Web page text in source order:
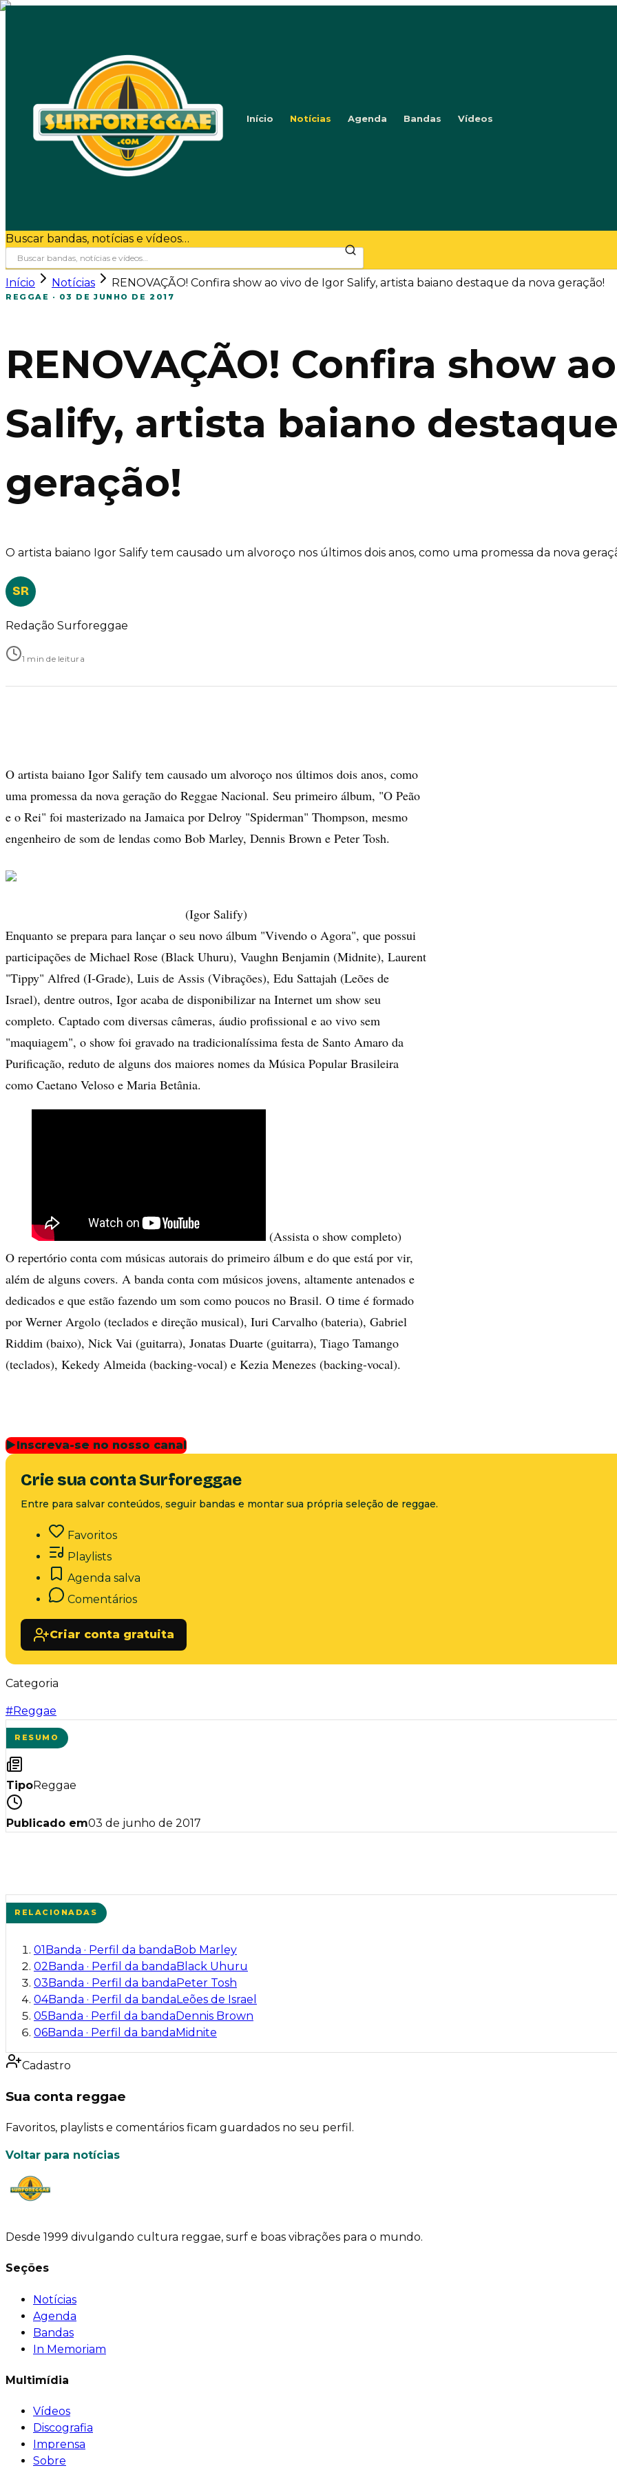
Início Notícias Agenda Bandas Vídeos
Buscar bandas, notícias e vídeos…
Início Notícias RENOVAÇÃO! Confira show ao vivo de Igor Salify, artista baiano destaque da nova geração!
REGGAE · 03 DE JUNHO DE 2017
RENOVAÇÃO! Confira show
Salify, artista baiano
geração!
O artista baiano Igor Salify tem causado um alvoroço nos últimos dois anos, como uma promessa da nova
SR
Redação Surforeggae
1 min de leitura
O artista baiano Igor Salify tem causado um alvoroço nos últimos dois anos, como
uma promessa da nova geração do Reggae Nacional. Seu primeiro álbum, "O Peão
e o Rei" foi masterizado na Jamaica por Delroy "Spiderman" Thompson, mesmo
engenheiro de som de lendas como Bob Marley, Dennis Brown e Peter Tosh.
(Igor Salify)
Enquanto se prepara para lançar o seu novo álbum "Vivendo o Agora", que possui
participações de Michael Rose (Black Uhuru), Vaughn Benjamin (Midnite), Laurent
"Tippy" Alfred (I-Grade), Luis de Assis (Vibrações), Edu Sattajah (Leões de
Israel), dentre outros, Igor acaba de disponibilizar na Internet um show seu
completo. Captado com diversas câmeras, áudio profissional e ao vivo sem
"maquiagem", o show foi gravado na tradicionalíssima festa de Santo Amaro da
Purificação, reduto de alguns dos maiores nomes da Música Popular Brasileira
como Caetano Veloso e Maria Betânia.
(Assista o show completo)
O repertório conta com músicas autorais do primeiro álbum e do que está por vir,
além de alguns covers. A banda conta com músicos jovens, altamente antenados e
dedicados e que estão fazendo um som como poucos no Brasil. O time é formado
por Werner Argolo (teclados e direção musical), Iuri Carvalho (bateria), Gabriel
Riddim (baixo), Nick Vai (guitarra), Jonatas Duarte (guitarra), Tiago Tamango
(teclados), Kekedy Almeida (backing-vocal) e Kezia Menezes (backing-vocal).
▶Inscreva-se no nosso canal
Crie sua conta Surforeggae
Entre para salvar conteúdos, seguir bandas e montar sua própria seleção de reggae.
Favoritos
Playlists
Agenda salva
Comentários
Criar conta gratuita
Categoria
#Reggae
RESUMO
TipoReggae
Publicado em03 de junho de 2017
RELACIONADAS
01Banda · Perfil da bandaBob Marley
02Banda · Perfil da bandaBlack Uhuru
03Banda · Perfil da bandaPeter Tosh
04Banda · Perfil da bandaLeões de Israel
05Banda · Perfil da bandaDennis Brown
06Banda · Perfil da bandaMidnite
Cadastro
Sua conta reggae
Favoritos, playlists e comentários ficam guardados no seu perfil.
Voltar para notícias
Desde 1999 divulgando cultura reggae, surf e boas vibrações para o mundo.
Seções
Notícias
Agenda
Bandas
In Memoriam
Multimídia
Vídeos
Discografia
Imprensa
Sobre